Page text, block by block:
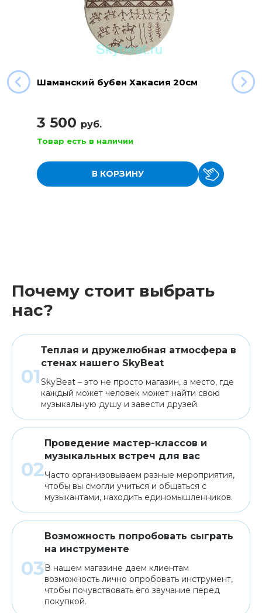
Шаманский бубен Хакасия 20см
3 500 руб.
Товар есть в наличии
В КОРЗИНУ
Почему стоит выбрать
нас?
Теплая и дружелюбная атмосфера в
стенах нашего SkyBeat
SkyBeat – это не просто магазин, а место, где
каждый может человек может найти свою
музыкальную душу и завести друзей.
Проведение мастер-классов и
музыкальных встреч для вас
Часто организовываем разные мероприятия,
чтобы вы смогли учиться и общаться с
музыкантами, находить единомышленников.
Возможность попробовать сыграть
на инструменте
В нашем магазине даем клиентам
возможность лично опробовать инструмент,
чтобы почувствовать его звучание перед
покупкой.